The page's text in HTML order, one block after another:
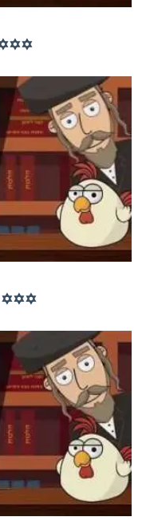
✡✡✡ בקטנה – פרשת בלק
✡✡✡ בקטנה – פרשת חקת לילדים ✡✡✡